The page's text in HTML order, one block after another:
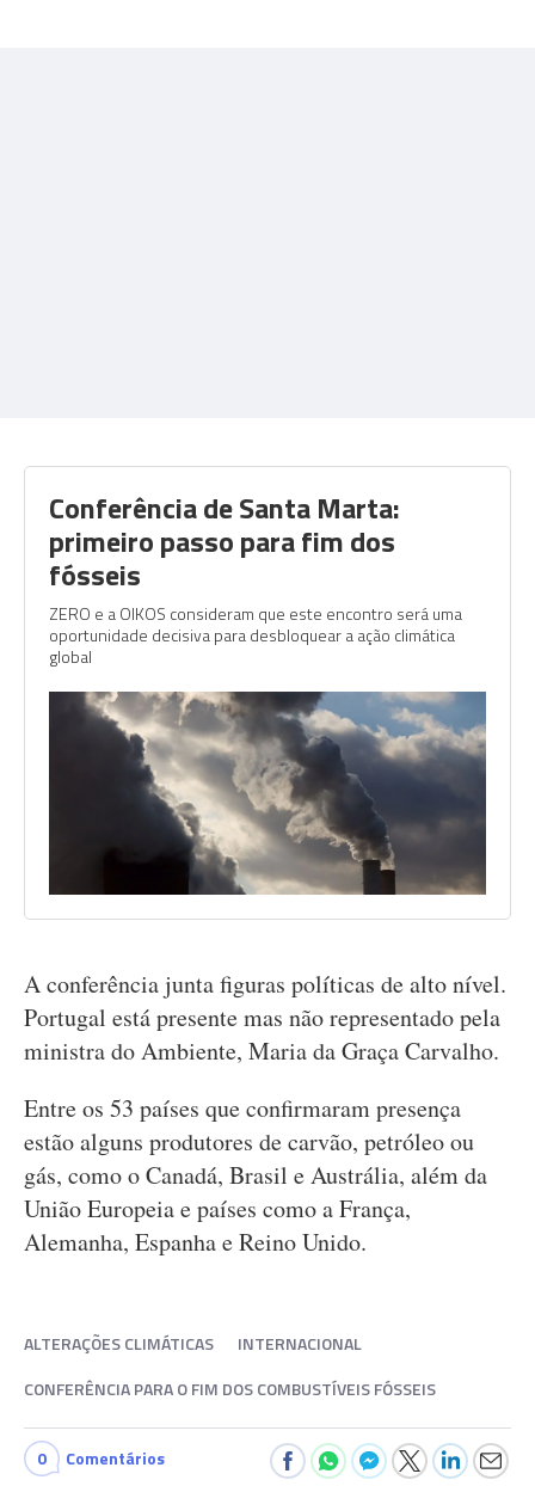
Conferência de Santa Marta:
primeiro passo para fim dos
fósseis
ZERO e a OIKOS consideram que este encontro será uma
oportunidade decisiva para desbloquear a ação climática
global
A conferência junta figuras políticas de alto nível.
Portugal está presente mas não representado pela
ministra do Ambiente, Maria da Graça Carvalho.
Entre os 53 países que confirmaram presença
estão alguns produtores de carvão, petróleo ou
gás, como o Canadá, Brasil e Austrália, além da
União Europeia e países como a França,
Alemanha, Espanha e Reino Unido.
ALTERAÇÕES CLIMÁTICAS
INTERNACIONAL
CONFERÊNCIA PARA O FIM DOS COMBUSTÍVEIS FÓSSEIS
0 Comentários